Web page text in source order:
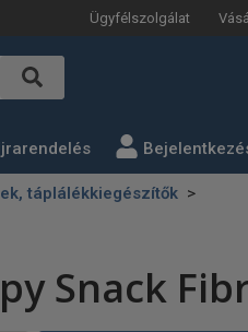
Ügyfélszolgálat
táplálékkiegészítők
Snack